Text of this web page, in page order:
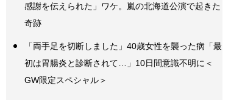
感謝を伝えられた」ワケ。嵐の北海道公演で起きた
奇跡
「両手足を切断しました」40歳女性を襲った病「最
初は胃腸炎と診断されて…」10日間意識不明に＜
GW限定スペシャル＞